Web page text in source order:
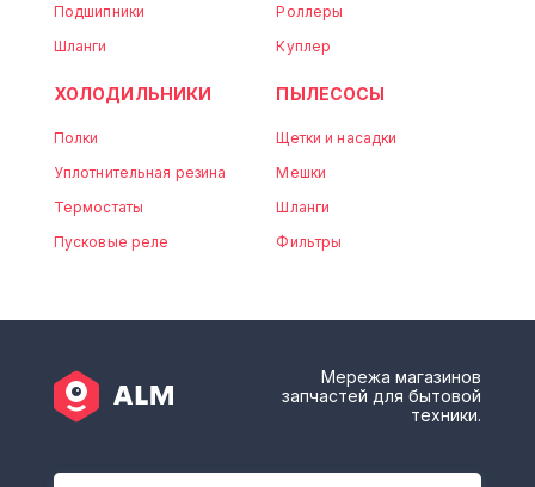
Подшипники
Шланги
Роллеры
Куплер
ХОЛОДИЛЬНИКИ
Полки
Уплотнительная резина
Термостаты
Пусковые реле
ПЫЛЕСОСЫ
Щетки и насадки
Мешки
Шланги
Фильтры
Мережа магазинов
запчастей для бытовой
техники.